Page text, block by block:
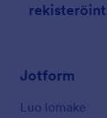
Jotform
Luo lomake